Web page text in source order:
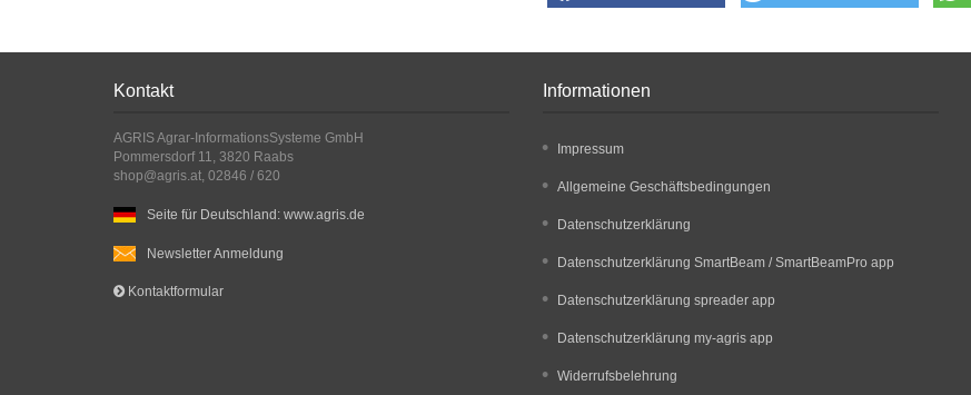
Kontakt
AGRIS Agrar-InformationsSysteme GmbH
Pommersdorf 11, 3820 Raabs
shop@agris.at, 02846 / 620
Seite für Deutschland: www.agris.de
Newsletter Anmeldung
Kontaktformular
Informationen
Impressum
Allgemeine Geschäftsbedingungen
Datenschutzerklärung
Datenschutzerklärung SmartBeam / SmartBeamPro app
Datenschutzerklärung spreader app
Datenschutzerklärung my-agris app
Widerrufsbelehrung